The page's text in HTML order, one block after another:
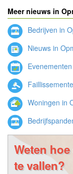
Meer nieuws in
Bedrijven in
Nieuws in
Woningen in
Weten
te vallen?